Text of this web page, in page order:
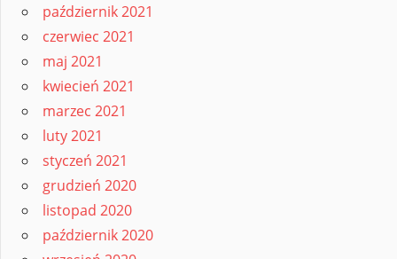
październik 2021
czerwiec 2021
maj 2021
kwiecień 2021
marzec 2021
luty 2021
styczeń 2021
grudzień 2020
listopad 2020
październik 2020